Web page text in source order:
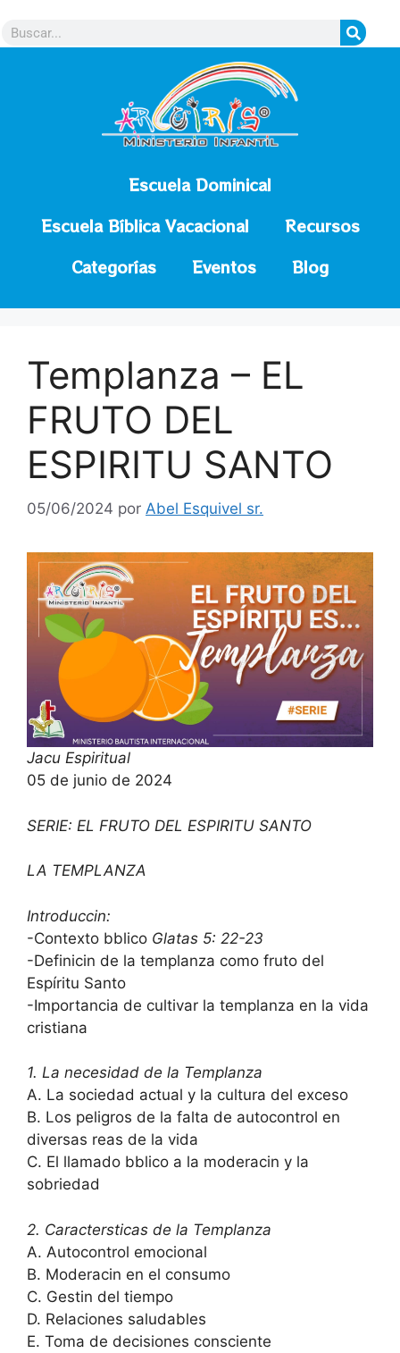
Escuela Dominical
Escuela Bíblica Vacacional
Recursos
Categorías
Eventos Blog
Templanza – EL
FRUTO DEL
ESPIRITU SANTO
05/06/2024 por Abel Esquivel sr.
Jacu Espiritual
05 de junio de 2024
SERIE: EL FRUTO DEL ESPIRITU SANTO
LA TEMPLANZA
Introduccin:
-Contexto bblico Glatas 5: 22-23
-Definicin de la templanza como fruto del
Espíritu Santo
-Importancia de cultivar la templanza en la vida
cristiana
1. La necesidad de la Templanza
A. La sociedad actual y la cultura del exceso
B. Los peligros de la falta de autocontrol en
diversas reas de la vida
C. El llamado bblico a la moderacin y la
sobriedad
2. Caractersticas de la Templanza
A. Autocontrol emocional
B. Moderacin en el consumo
C. Gestin del tiempo
D. Relaciones saludables
E. Toma de decisiones consciente